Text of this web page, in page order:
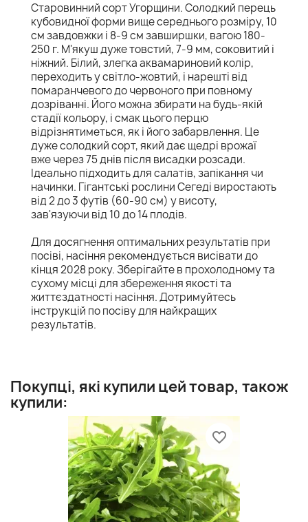
Старовинний сорт Угорщини. Солодкий перець
кубовидної форми вище середнього розміру, 10
см завдовжки і 8-9 см завширшки, вагою 180-
250 г. М'якуш дуже товстий, 7-9 мм, соковитий і
ніжний. Білий, злегка аквамариновий колір,
переходить у світло-жовтий, і нарешті від
помаранчевого до червоного при повному
дозріванні. Його можна збирати на будь-якій
стадії кольору, і смак цього перцю
відрізнятиметься, як і його забарвлення. Це
дуже солодкий сорт, який дає щедрі врожаї
вже через 75 днів після висадки розсади.
Ідеально підходить для салатів, запікання чи
начинки. Гігантські рослини Сегеді виростають
від 2 до 3 футів (60-90 см) у висоту,
зав'язуючи від 10 до 14 плодів.
Для досягнення оптимальних результатів при
посіві, насіння рекомендується висівати до
кінця 2028 року. Зберігайте в прохолодному та
сухому місці для збереження якості та
життєздатності насіння. Дотримуйтесь
інструкцій по посіву для найкращих
результатів.
Покупці, які купили цей товар, також
купили:
favorite_border